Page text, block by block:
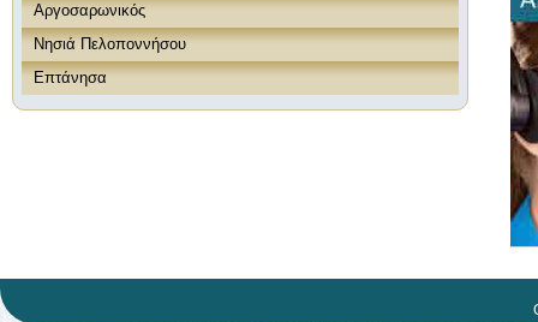
Αργοσαρωνικός
Νησιά Πελοποννήσου
Επτάνησα